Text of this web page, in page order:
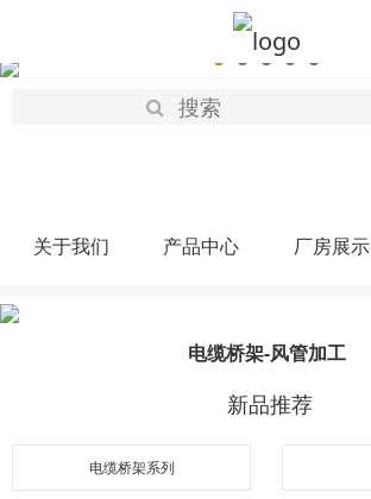
关于我们 产品中心 厂房展示
电缆桥架-风管加工
新品推荐
电缆桥架系列